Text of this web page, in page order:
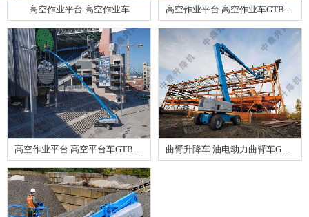
高空作业平台 高空作业车 高空作业平台 高空作业车GTBZ25
高空作业平台 高空平台车GTBZ28 曲臂升降车 油电动力曲臂车GTZZ20Z